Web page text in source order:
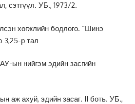
сэтгүүл. УБ., 1973/2.
хөгжлийн бодлого. “Шинэ
3,25-р тал
ын нийгэм эдийн засгийн
аж ахуй, эдийн засаг. II боть. УБ.,